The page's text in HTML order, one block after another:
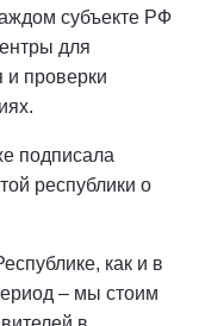
субъекте РФ
для
и проверки
подписала
республики о
как и в
– мы стоим